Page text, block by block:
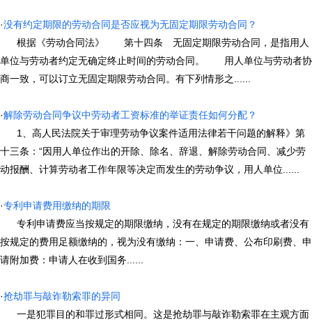
·没有约定期限的劳动合同是否应视为无固定期限劳动合同？
根据《劳动合同法》 第十四条 无固定期限劳动合同，是指用人
单位与劳动者约定无确定终止时间的劳动合同。 用人单位与劳动者协
商一致，可以订立无固定期限劳动合同。有下列情形之......
·解除劳动合同争议中劳动者工资标准的举证责任如何分配？
1、高人民法院关于审理劳动争议案件适用法律若干问题的解释》第
十三条：“因用人单位作出的开除、除名、辞退、解除劳动合同、减少劳
动报酬、计算劳动者工作年限等决定而发生的劳动争议，用人单位......
·专利申请费用缴纳的期限
专利申请费应当按规定的期限缴纳，没有在规定的期限缴纳或者没有
按规定的费用足额缴纳的，视为没有缴纳：一、申请费、公布印刷费、申
请附加费：申请人在收到国务......
·抢劫罪与敲诈勒索罪的异同
一是犯罪目的和罪过形式相同。这是抢劫罪与敲诈勒索罪在主观方面